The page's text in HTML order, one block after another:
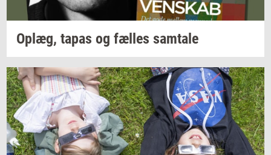
Oplæg, tapas og fæl­les sam­ta­le